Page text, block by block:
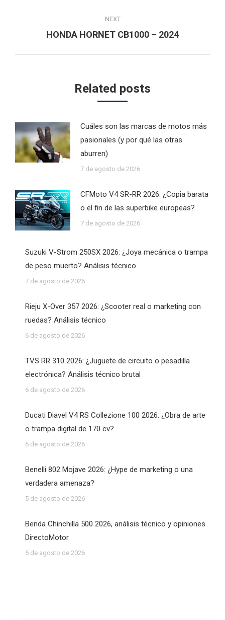
NEXT
Next
HONDA HORNET CB1000 – 2024
Related posts
Cuáles son las marcas de motos más
pasionales (y por qué las otras
aburren)
7 de agosto de 2026
CFMoto V4 SR-RR 2026: ¿Copia barata
o el fin de las superbike europeas?
7 de agosto de 2026
Suzuki V-Strom 250SX 2026: ¿Joya mecánica o trampa
de peso muerto? Análisis técnico
7 de agosto de 2026
Rieju X-Over 357 2026: ¿Scooter real o marketing con
ruedas? Análisis técnico
6 de agosto de 2026
TVS RR 310 2026: ¿Juguete de circuito o pesadilla
electrónica? Análisis técnico brutal
6 de agosto de 2026
Ducati Diavel V4 RS Collezione 100 2026: ¿Obra de arte
o trampa digital de 170 cv?
6 de agosto de 2026
Benelli 802 Mojave 2026: ¿Hype de marketing o una
verdadera amenaza?
5 de agosto de 2026
Benda Chinchilla 500 2026, análisis técnico y opiniones
DirectoMotor
5 de agosto de 2026